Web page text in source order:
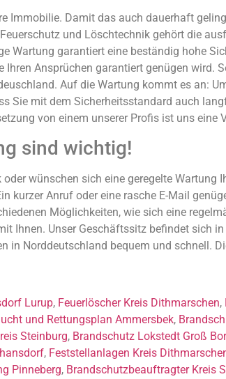
Immobilie. Damit das auch dauerhaft
und Löschtechnik gehört die
Wartung garantiert eine beständig hohe
Ihren Ansprüchen garantiert genügen
Auf die Wartung kommt es an:
Sie mit dem Sicherheitsstandard auch
von einem unserer Profis ist uns eine
sind wichtig!
wünschen sich eine geregelte
kurzer Anruf oder eine rasche E-Mail
Möglichkeiten, wie sich eine
Ihnen. Unser Geschäftssitz befindet sich
in Norddeutschland bequem und schnell.
Lurup, Feuerlöscher Kreis Dithmarschen,
und Rettungsplan Ammersbek,
Steinburg, Brandschutz Lokstedt Groß
, Feststellanlagen Kreis
Pinneberg, Brandschutzbeauftragter Kreis